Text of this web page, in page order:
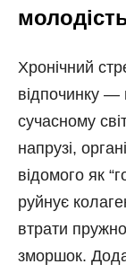
Хронічний
відпочинку —
сучасному
напрузі,
відомого як
руйнує
втрати
зморшок.